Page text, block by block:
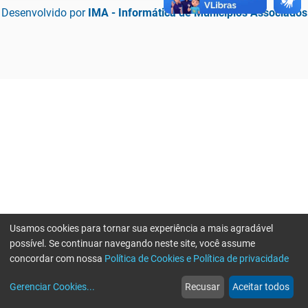
Desenvolvido por IMA - Informática de Municípios Associados
web
Notícias
more_horiz
Mais
Usamos cookies para tornar sua experiência a mais agradável
possível. Se continuar navegando neste site, você assume
concordar com nossa Política de Cookies e Política de privacidade
Gerenciar Cookies... Recusar Aceitar todos
Erro ao enviar informações, por favor tente novamente